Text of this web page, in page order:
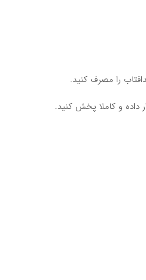
داده و کاملا پخش کنید.